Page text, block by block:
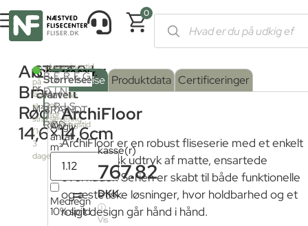
0
Forside/Shop/Fliser og klinker
ArchiFloor
Brændt
Rød
14,6×14,6cm
675,68kr.
pr.
M²
40.67m2
på
lager
til
strakslevering
(1-
3
dage)
Leveringstid
fra
fjernlager:
Kontakt
os
for
leveringstid
Serie
farve:
BRÆNDT
RØD
Overflade:
Mat
Størrelse
BEREGN
DIN
PRIS
Angiv
antal
m²
Medregn
10% spild
=
1
kasse(r)
767.82
DKK
ⓘ
Vis
Beskrivelse Produktdata Certificeringer
ArchiFloor
ArchiFloor er en robust fliseserie med et enkelt
arkitektonisk udtryk af matte, ensartede
overflader. Serien er skabt til både funktionelle
og æstetiske løsninger, hvor holdbarhed og et
roligt design går hånd i hånd.